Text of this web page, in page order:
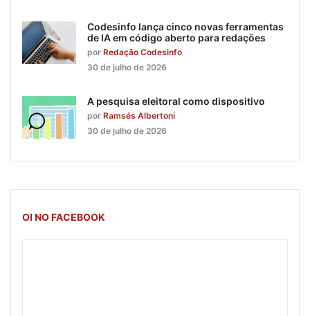
Codesinfo lança cinco novas ferramentas
de IA em código aberto para redações
por Redação Codesinfo
30 de julho de 2026
A pesquisa eleitoral como dispositivo
por Ramsés Albertoni
30 de julho de 2026
OI NO FACEBOOK